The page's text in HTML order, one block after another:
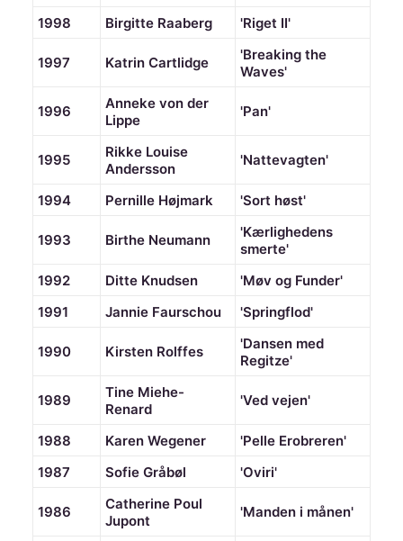
1998 Birgitte Raaberg 'Riget II'
1997 Katrin Cartlidge
'Breaking the
Waves'
1996
Anneke von der
Lippe
'Pan'
1995
Rikke Louise
Andersson
'Nattevagten'
1994 Pernille Højmark 'Sort høst'
1993 Birthe Neumann
'Kærlighedens
smerte'
1992
Ditte Knudsen
'Møv og Funder'
1991
Jannie Faurschou 'Springflod'
1990 Kirsten Rolffes
'Dansen med
Regitze'
1989
Tine Miehe-
Renard
'Ved vejen'
1988 Karen Wegener
'Pelle Erobreren'
1987
Sofie Gråbøl 'Oviri'
1986
Catherine Poul
Jupont
'Manden i månen'